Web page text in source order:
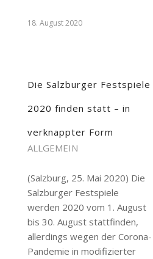
18. August 2020
Die Salzburger Festspiele
2020 finden statt – in
verknappter Form
ALLGEMEIN
(Salzburg, 25. Mai 2020) Die
Salzburger Festspiele
werden 2020 vom 1. August
bis 30. August stattfinden,
allerdings wegen der Corona-
Pandemie in modifizierter